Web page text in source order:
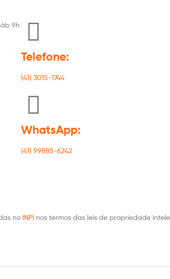
9h
Telefone:
(41) 3015-1744
WhatsApp:
(41) 99885-6242
no INPI nos termos das leis de propriedade